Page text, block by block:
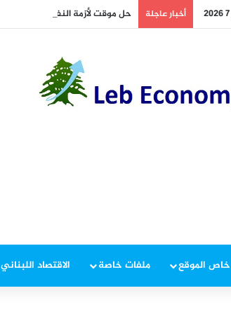
أخبار عاجلة حل موقت لأزمة النفايات؟!
خاص الموقع ملفات خاصة الاقتصاد اللبناني